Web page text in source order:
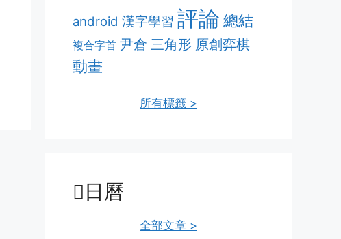
android 漢字學習 評論 總結
複合字首 尹倉 三角形 原創弈棋
動畫
所有標籤 >
日曆
全部文章 >